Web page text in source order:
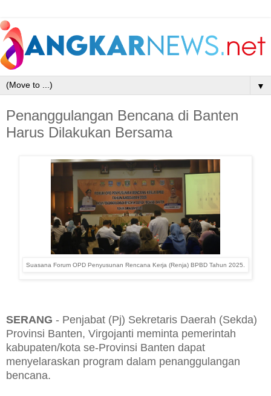
▼
Penanggulangan Bencana di Banten
Harus Dilakukan Bersama
Suasana Forum OPD Penyusunan Rencana Kerja (Renja) BPBD Tahun 2025.
SERANG - Penjabat (Pj) Sekretaris Daerah (Sekda)
Provinsi Banten, Virgojanti meminta pemerintah
kabupaten/kota se-Provinsi Banten dapat
menyelaraskan program dalam penanggulangan
bencana.